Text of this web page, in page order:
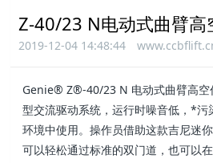
Z-40/23 N电动式曲臂高
2019-12-04 14:48:44
Genie® Z®-40/23 N 电动式曲臂高空
型交流驱动系统，运行时噪音低，*
环境中使用。操作员借助这款吉尼迷
可以轻松通过标准的双门道，也可以